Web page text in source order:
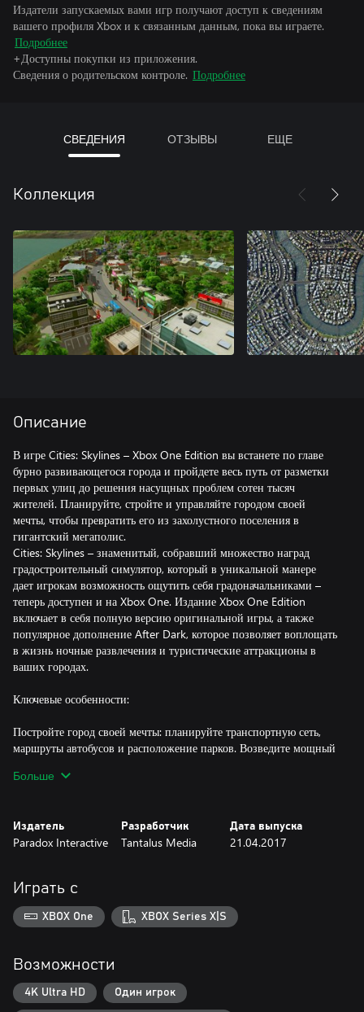
Издатели запускаемых вами игр получают доступ к сведениям
вашего профиля Xbox и к связанным данным, пока вы играете.
Подробнее
+Доступны покупки из приложения.
Сведения о родительском контроле. Подробнее
СВЕДЕНИЯ ОТЗЫВЫ ЕЩЕ
Коллекция
Описание
В игре Cities: Skylines – Xbox One Edition вы встанете по главе
бурно развивающегося города и пройдете весь путь от разметки
первых улиц до решения насущных проблем сотен тысяч
жителей. Планируйте, стройте и управляйте городом своей
мечты, чтобы превратить его из захолустного поселения в
гигантский мегаполис.
Cities: Skylines – знаменитый, собравший множество наград
градостроительный симулятор, который в уникальной манере
дает игрокам возможность ощутить себя градоначальниками –
теперь доступен и на Xbox One. Издание Xbox One Edition
включает в себя полную версию оригинальной игры, а также
популярное дополнение After Dark, которое позволяет воплощать
в жизнь ночные развлечения и туристические аттракционы в
ваших городах.
Ключевые особенности:
Постройте город своей мечты: планируйте транспортную сеть,
маршруты автобусов и расположение парков. Возведите мощный
туристический городок на возобновляемых источниках энергии.
Сделайте все по-своему!
предстоит заботиться о системах образования, электро- и
водоснабжения, полиции, пожарной службе, системе
здравоохранения и многом другом – и это не говоря о
планировании бюджета! Жители города чутко реагируют на
новыми запросами и потребностями.
Детальная симуляция транспортных потоков: чтобы обеспечить
горожанам возможность добираться до работы и развлечений,
Больше
Издатель
Paradox Interactive
Разработчик
Tantalus Media
Дата выпуска
21.04.2017
Играть с
XBOX One XBOX Series X|S
Возможности
4K Ultra HD Один игрок